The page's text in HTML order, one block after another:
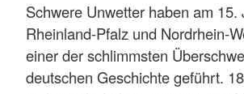
Schwere Unwetter haben am 15.
Rheinland-Pfalz und Nordrhein-
einer der schlimmsten
deutschen Geschichte geführt.